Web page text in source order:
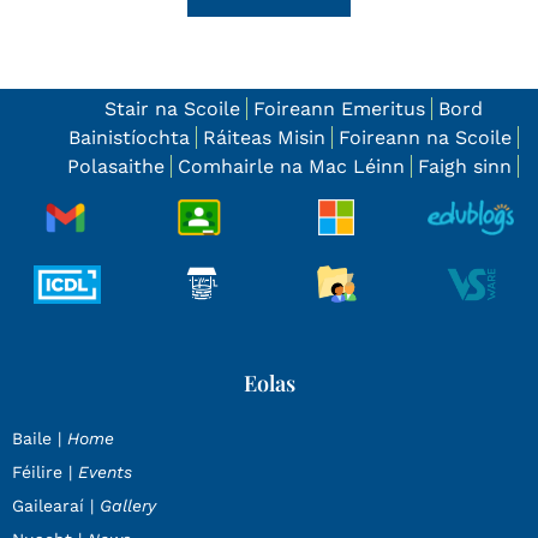
Stair na Scoile Foireann Emeritus
Bord
Bainistíochta
Ráiteas Misin
Foireann na Scoile
Polasaithe
Comhairle na Mac Léinn Faigh sinn
Eolas
Baile | Home
Féilire | Events
Gailearaí | Gallery